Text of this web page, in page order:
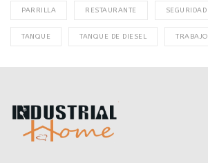
PARRILLA RESTAURANTE SEGURIDAD
TANQUE TANQUE DE DIESEL TRABAJO